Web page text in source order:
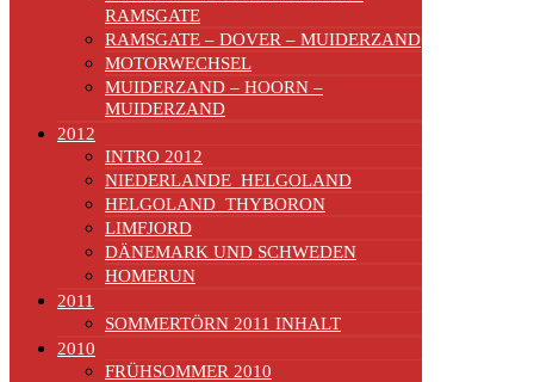
RAMSGATE
RAMSGATE – DOVER – MUIDERZAND
MOTORWECHSEL
MUIDERZAND – HOORN –
MUIDERZAND
2012
INTRO 2012
NIEDERLANDE_HELGOLAND
HELGOLAND_THYBORON
LIMFJORD
DÄNEMARK UND SCHWEDEN
HOMERUN
2011
SOMMERTÖRN 2011 INHALT
2010
FRÜHSOMMER 2010